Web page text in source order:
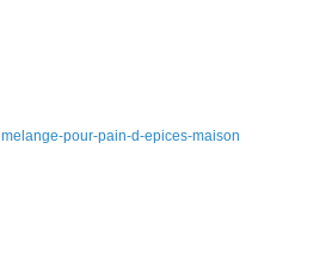
melange-pour-pain-d-epices-maison